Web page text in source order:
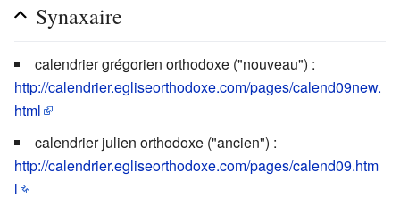
Synaxaire
calendrier grégorien orthodoxe ("nouveau") :
http://calendrier.egliseorthodoxe.com/pages/calend09new.
html
calendrier julien orthodoxe ("ancien") :
http://calendrier.egliseorthodoxe.com/pages/calend09.htm
l